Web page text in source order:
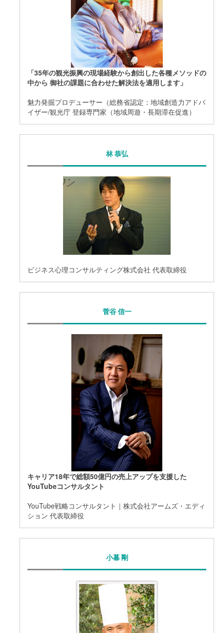
「35年の観光振興の現場経験から創出した各種メソッドの
中から 御社の課題に合わせた解決法を適用します」
魅力発掘プロデューサー（総務省認定：地域創造力アドバ
イザー/観光庁 登録専門家（地域周遊・長期滞在促進）
林 恭弘
ビジネス心理コンサルティング株式会社 代表取締役
菅谷 信一
キャリア18年で総額50億円の売上アップを支援した
YouTubeコンサルタント
YouTube戦略コンサルタント｜株式会社アームズ・エディ
ション 代表取締役
小暮 剛